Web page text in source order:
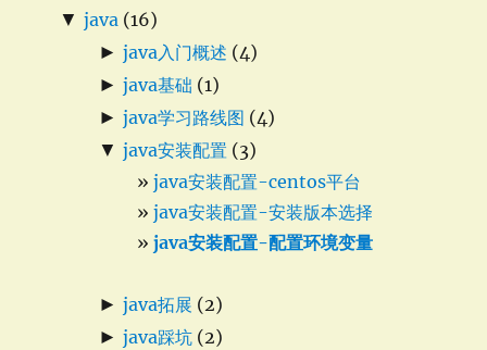
▼ java (16)
► java入门概述 (4)
► java基础 (1)
► java学习路线图 (4)
▼ java安装配置 (3)
java安装配置-centos平台
java安装配置-安装版本选择
java安装配置-配置环境变量
► java拓展 (2)
► java踩坑 (2)